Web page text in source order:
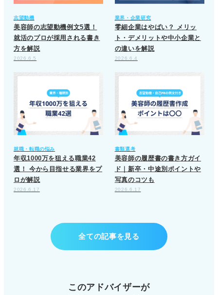
志望動機
美容師の志望動機例文5選！
就活のプロが採用される書き
方を解説
2026.6.5
業界・企業研究
零細企業はやばい？ メリッ
ト・デメリットや中小企業と
の違いを解説
2026.6.4
就職・転職の悩み
年収1000万を狙える職業42
選！ 今から目指せる業界をプ
ロが解説
2026.6.17
書類選考
美容師の履歴書の書き方ガイ
ド｜新卒・中途別ポイントや
写真のコツも
2026.6.17
全ての記事を見る
このアドバイザーが